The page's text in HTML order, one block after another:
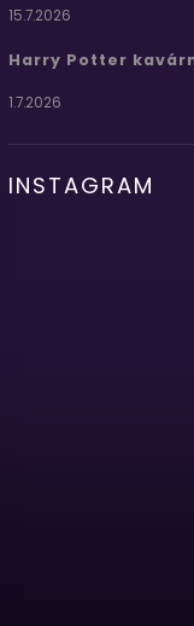
15.7.2026
Harry Potter
1.7.2026
INSTAGRAM